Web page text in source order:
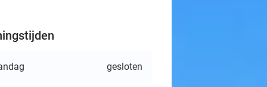
gesloten